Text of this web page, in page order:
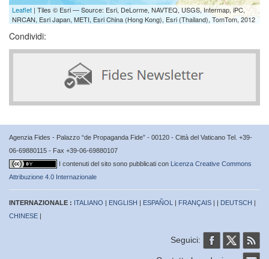
Leaflet | Tiles © Esri — Source: Esri, DeLorme, NAVTEQ, USGS, Intermap, iPC,
NRCAN, Esri Japan, METI, Esri China (Hong Kong), Esri (Thailand), TomTom, 2012
Condividi:
Agenzia Fides - Palazzo “de Propaganda Fide” - 00120 - Città del Vaticano Tel. +39-
06-69880115 - Fax +39-06-69880107
I contenuti del sito sono pubblicati con Licenza Creative Commons
Attribuzione 4.0 Internazionale
INTERNAZIONALE : ITALIANO | ENGLISH | ESPAÑOL | FRANÇAIS | | DEUTSCH |
CHINESE |
Seguici: